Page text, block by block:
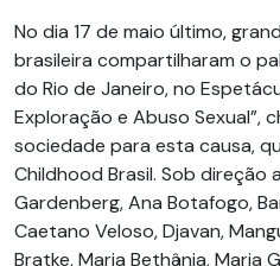
No dia 17 de maio último,
brasileira compartilharam o
do Rio de Janeiro, no
Exploração e Abuso Sexual”,
sociedade para esta causa,
Childhood Brasil. Sob direção
Gardenberg, Ana Botafogo,
Caetano Veloso, Djavan,
Bratke, Maria Bethânia, Maria